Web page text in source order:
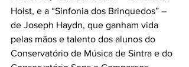
Holst, e a “Sinfonia dos Brinquedos” –
de Joseph Haydn, que ganham vida
pelas mãos e talento dos alunos do
Conservatório de Música de Sintra e do